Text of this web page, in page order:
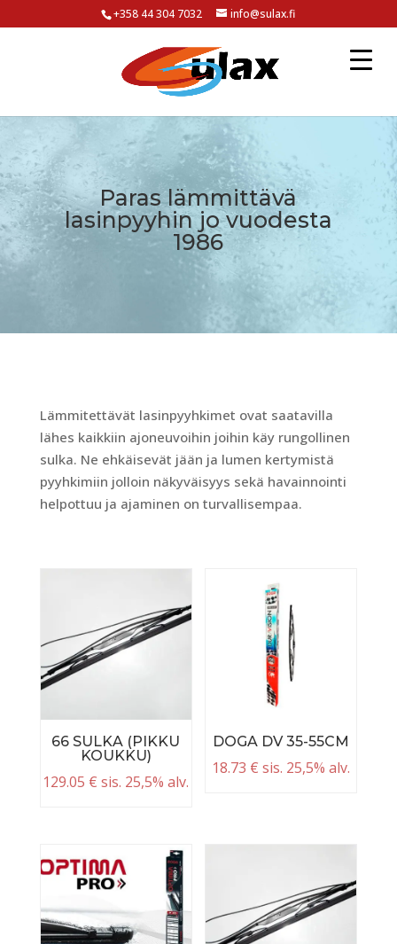
+358 44 304 7032 info@sulax.fi
Paras lämmittävä
lasinpyyhin jo vuodesta
1986
Lämmitettävät lasinpyyhkimet ovat saatavilla
lähes kaikkiin ajoneuvoihin joihin käy rungollinen
sulka. Ne ehkäisevät jään ja lumen kertymistä
pyyhkimiin jolloin näkyväisyys sekä havainnointi
helpottuu ja ajaminen on turvallisempaa.
66 SULKA (PIKKU
KOUKKU)
129.05 € sis. 25,5% alv.
DOGA DV 35-55CM
18.73 € sis. 25,5% alv.